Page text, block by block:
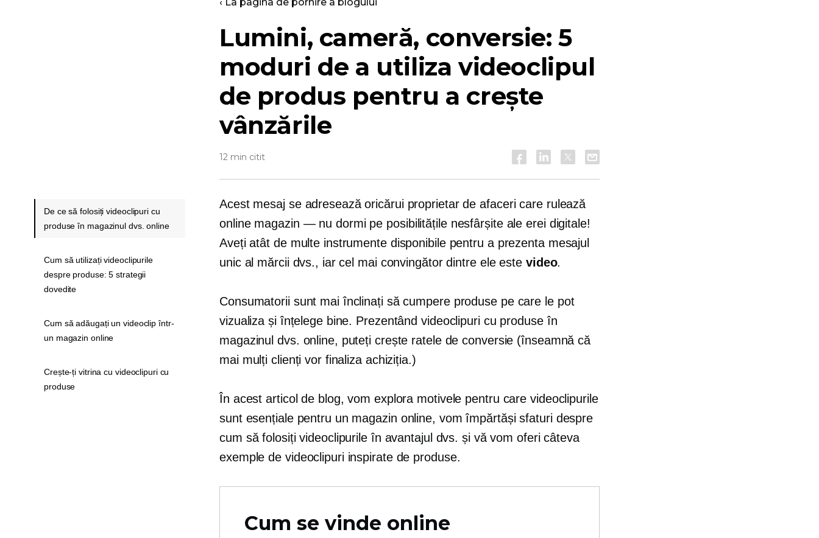
Lumini, cameră, conversie: 5
moduri de a utiliza videoclipul
de produs pentru a crește
vânzările
12 min citit
Acest mesaj se adresează oricărui proprietar de afaceri care rulează
online magazin — nu dormi pe posibilitățile nesfârșite ale erei digitale!
Aveți atât de multe instrumente disponibile pentru a prezenta mesajul
unic al mărcii dvs., iar cel mai convingător dintre ele este video.
Consumatorii sunt mai înclinați să cumpere produse pe care le pot
vizualiza și înțelege bine. Prezentând videoclipuri cu produse în
magazinul dvs. online, puteți crește ratele de conversie (înseamnă că
mai mulți clienți vor finaliza achiziția.)
În acest articol de blog, vom explora motivele pentru care videoclipurile
sunt esențiale pentru un magazin online, vom împărtăși sfaturi despre
cum să folosiți videoclipurile în avantajul dvs. și vă vom oferi câteva
exemple de videoclipuri inspirate de produse.
Cum se vinde online
De ce să folosiți videoclipuri cu
produse în magazinul dvs. online
Cum să utilizați videoclipurile
despre produse: 5 strategii
dovedite
Cum să adăugați un videoclip într-
un magazin online
Crește-ți vitrina cu videoclipuri cu
produse